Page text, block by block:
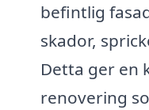
befintlig
skador,
Detta ger en
renovering